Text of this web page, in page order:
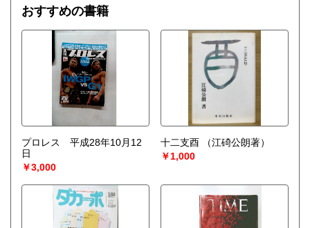
場合などお気軽にご相談ください。
-------------------------------------------
買取専用ダイヤル
050-3698-2626
-------------------------------------------
◎宅配買取◎
○30点より宅配送料無料
○梱包用ダンボールの無料送付可能
○買取金額の概算が知りたい方は、事前査定のサービスもぜひ
ご活用下さい。
宅配買取送付先
----------------------------------------
501-0224
岐阜県瑞穂市稲里197-1
古本倶楽部 宅配買取受付係
058-322-2366
----------------------------------------
おすすめの書籍
プロレス 平成28年10月12
日
￥3,000
十二支酉
（江碕公朗著）
￥1,000